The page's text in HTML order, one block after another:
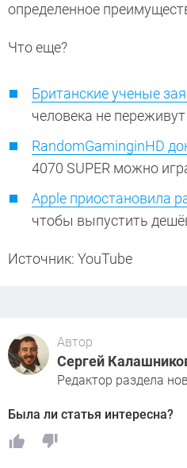
определенное
Что еще?
Британские ученые
человека не
RandomGaminginHD
4070 SUPER можно
Apple приостановила
чтобы выпустить
Источник: YouTube
Автор
Сергей
Редактор раздела
Была ли статья интересна?